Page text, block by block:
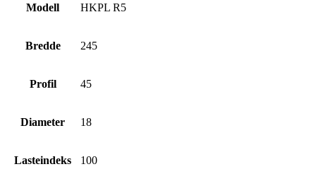
Modell HKPL R5
Bredde 245
Profil 45
Diameter 18
Lasteindeks 100